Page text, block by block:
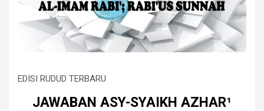
EDISI RUDUD TERBARU
JAWABAN ASY-SYAIKH AZHAR¹